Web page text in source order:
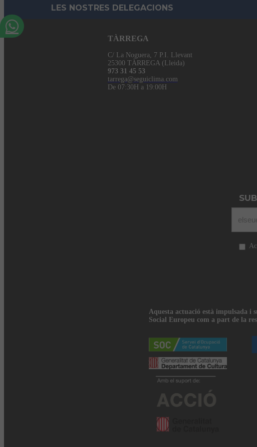
LES NOSTRES DELEGACIONS
TÀRREGA
C/ La Noguera, 7 P.I. Llevant
25300 TÀRREGA (Lleida)
973 31 45 53
tarrega@seguiclima.com
De 07:30H a 19:00H
Aquesta actuació està impulsada i
Social Europeu com a part de la